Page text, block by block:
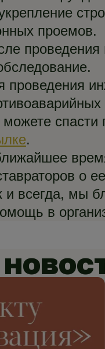
проемов.
проведения
проведения
спасти
.
о
и всегда, мы
в